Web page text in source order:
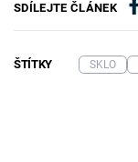
SDÍLEJTE ČLÁNEK
ŠTÍTKY SKLO